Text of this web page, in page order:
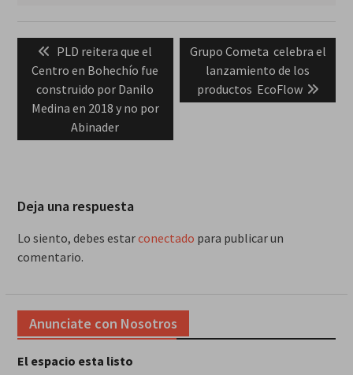
entradas
Previous
post:
PLD reitera que el
Centro en Bohechío fue
construido por Danilo
Medina en 2018 y no por
Abinader
Next
post:
Grupo Cometa celebra el
lanzamiento de los
productos EcoFlow
Deja una respuesta
Lo siento, debes estarconectado para publicar un
comentario.
Anunciate con Nosotros
El espacio esta listo